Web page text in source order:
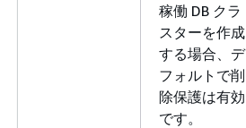
稼働 DB クラ
スターを作成
する場合、デ
フォルトで削
除保護は有効
です。